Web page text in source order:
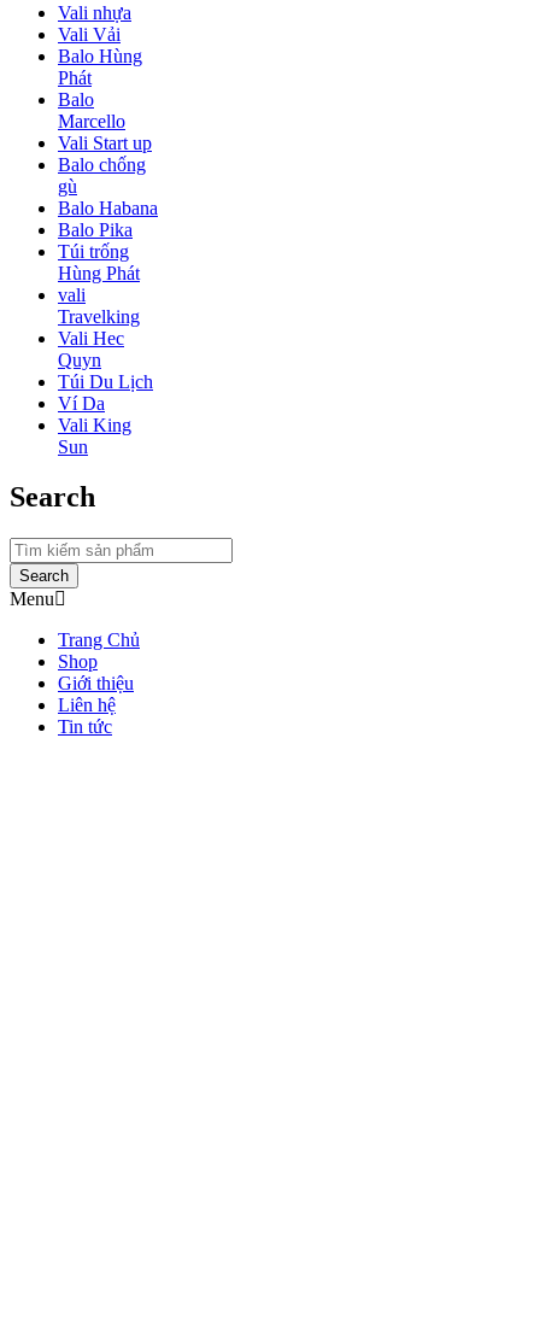
Vali nhựa
Vali Vải
Balo Hùng
Phát
Balo
Marcello
Vali Start up
Balo chống
gù
Balo Habana
Balo Pika
Túi trống
Hùng Phát
vali
Travelking
Vali Hec
Quyn
Túi Du Lịch
Ví Da
Vali King
Sun
Search
Search
Menu
Trang Chủ
Shop
Giới thiệu
Liên hệ
Tin tức